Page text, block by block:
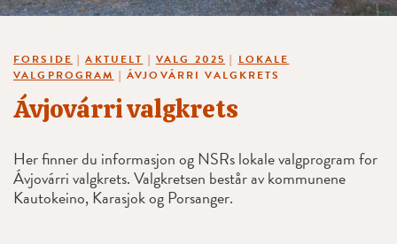
FORSIDE |AKTUELT | VALG 2025 | LOKALE
VALGPROGRAM | ÁVJOVÁRRI VALGKRETS
Ávjovárri valgkrets
Her finner du informasjon og NSRs lokale valgprogram for
Ávjovárri valgkrets. Valgkretsen består av kommunene
Kautokeino, Karasjok og Porsanger.